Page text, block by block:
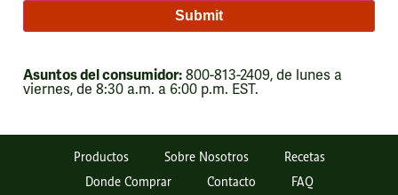
Asuntos del consumidor:800-813-2409, de lunes a
viernes, de 8:30 a.m. a 6:00 p.m. EST.
Productos Sobre Nosotros
Recetas
Donde Comprar
Contacto FAQ